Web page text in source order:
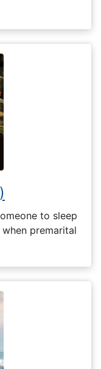
to sleep
premarital